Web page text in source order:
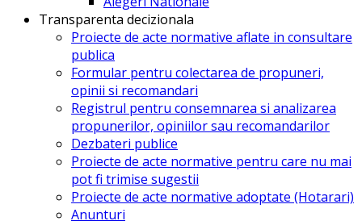
Transparenta decizionala
Proiecte de acte normative aflate in consultare
publica
Formular pentru colectarea de propuneri,
opinii si recomandari
Registrul pentru consemnarea si analizarea
propunerilor, opiniilor sau recomandarilor
Dezbateri publice
Proiecte de acte normative pentru care nu mai
pot fi trimise sugestii
Proiecte de acte normative adoptate (Hotarari)
Anunturi